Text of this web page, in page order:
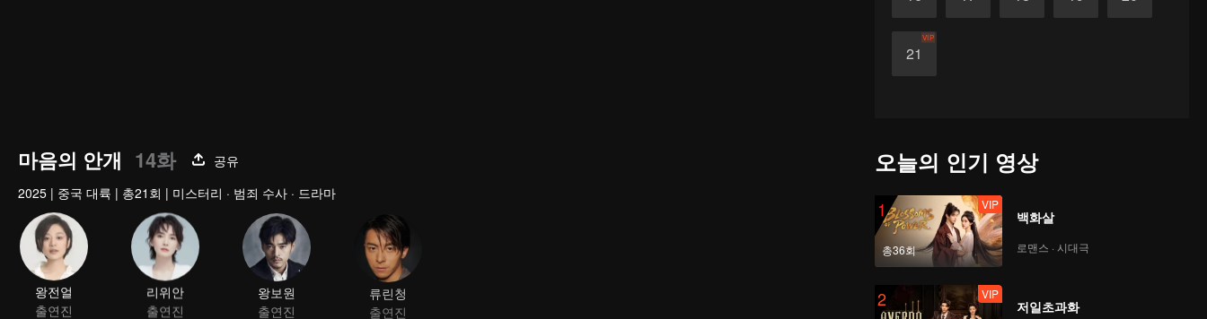
21
VIP
마음의 안개 14화
공유
2025 | 중국 대륙 | 총21회 | 미스터리 · 범죄 수사 · 드라마
왕전얼
출연진
리위안
출연진
왕보원
출연진
류린청
출연진
오늘의 인기 영상
1
총36회
VIP
백화살
로맨스 · 시대극
2 VIP
저일초과화